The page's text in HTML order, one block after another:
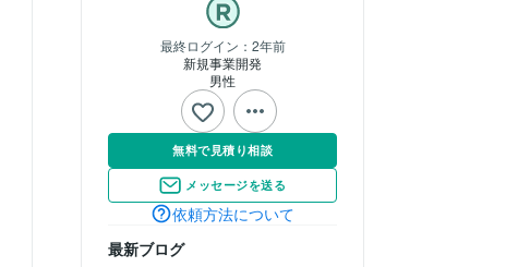
最終ログイン： 2年前
新規事業開発
男性
無料で見積り相談
メッセージを送る
依頼方法について
最新ブログ